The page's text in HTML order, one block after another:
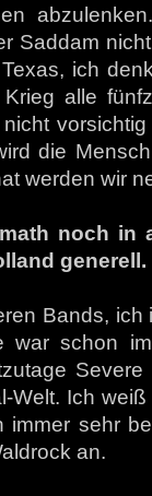
Saddam
ich
alle
die
werden wir
noch in
generell.
Bands,
war schon
Welt. Ich
immer sehr
an.